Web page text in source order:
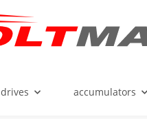
drives accumulators